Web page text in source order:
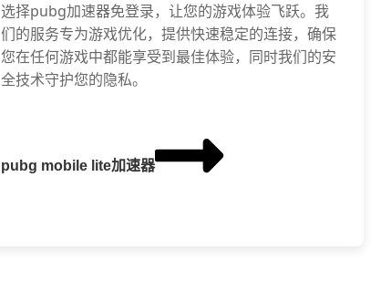
选择pubg加速器免登录，让您的游戏体验飞跃。我
们的服务专为游戏优化，提供快速稳定的连接，确保
您在任何游戏中都能享受到最佳体验，同时我们的安
全技术守护您的隐私。
pubg mobile lite加速器